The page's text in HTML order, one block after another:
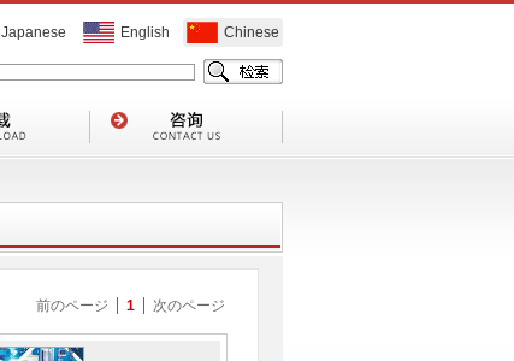
Japanese English Chinese
前のページ 1 次のページ